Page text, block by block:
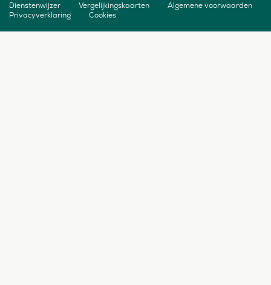
Dienstenwijzer Vergelijkingskaarten
Algemene voorwaarden
Privacyverklaring
Cookies